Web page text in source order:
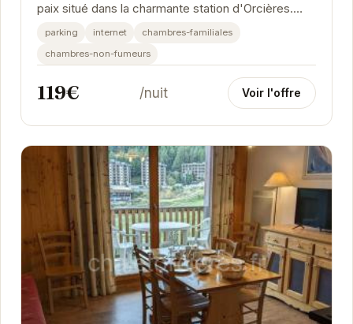
paix situé dans la charmante station d'Orcières.
Offrant un cadre idéal pour des vacances...
parking internet
chambres-familiales
chambres-non-fumeurs
119€ /nuit Voir l'offre